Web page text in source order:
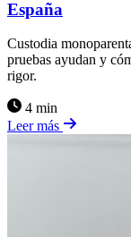
España
Custodia
pruebas ayudan y
rigor.
4 min
Leer más